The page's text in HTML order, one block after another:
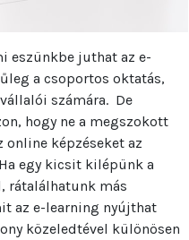
eszünkbe juthat az e-
a csoportos oktatás,
számára. De
hogy ne a megszokott
képzéseket az
egy kicsit kilépünk a
rátalálhatunk más
az e-learning nyújthat
közeledtével különösen